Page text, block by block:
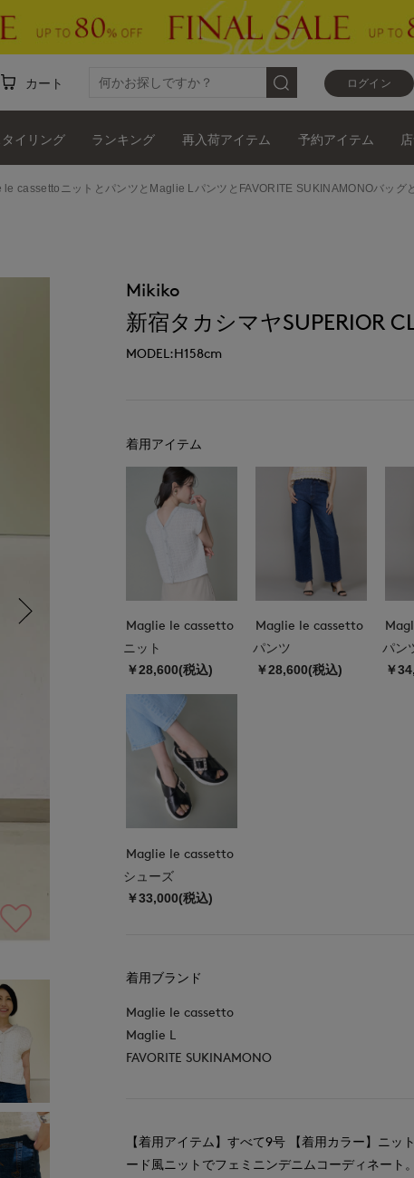
ログイン
カート
タイリング ランキング 再入荷アイテム 予約アイテム
le cassettoニットとパンツとMaglie LパンツとFAVORITE SUKINAMONOバッ
Mikiko
新宿タカシマヤSUPERIOR
MODEL:H158cm
着用アイテム
Maglie le cassetto
ニット
￥28,600(税込)
Maglie le cassetto
パンツ
￥28,600(税込)
パン
￥
Maglie le cassetto
シューズ
￥33,000(税込)
着用ブランド
Maglie le cassetto
Maglie L
FAVORITE SUKINAMONO
【着用アイテム】すべて9号 【着用カラー】ニ
ード風ニットでフェミニンデニムコーディネート